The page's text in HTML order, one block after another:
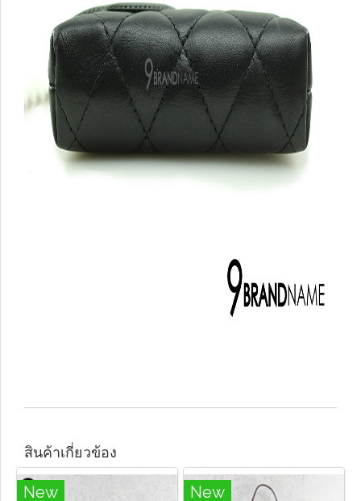
สินค้าเกี่ยวข้อง
New New